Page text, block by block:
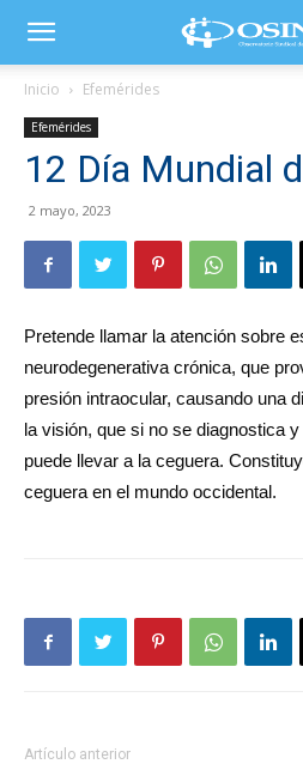
Inicio Efemérides
Efemérides
12 Día Mundial
2 mayo, 2023
Pretende llamar la atención sobre
neurodegenerativa crónica, que
presión intraocular, causando una
la visión, que si no se diagnostica
puede llevar a la ceguera.
ceguera en el mundo occidental.
Artículo anterior